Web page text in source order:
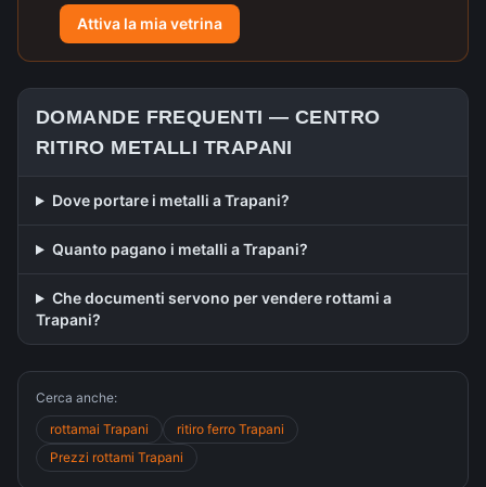
Attiva la mia vetrina
DOMANDE FREQUENTI — CENTRO
RITIRO METALLI TRAPANI
Dove portare i metalli a Trapani?
Quanto pagano i metalli a Trapani?
Che documenti servono per vendere rottami a
Trapani?
Cerca anche:
rottamai Trapani ritiro ferro Trapani
Prezzi rottami Trapani